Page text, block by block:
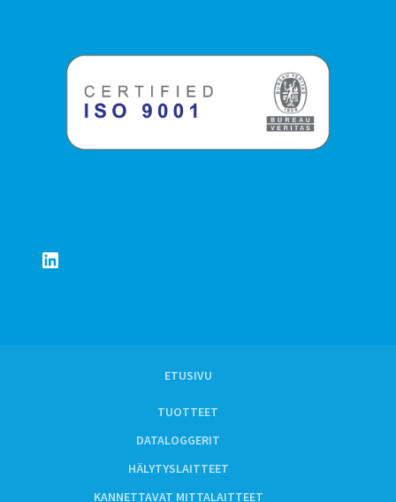
LinkedIn
ETUSIVU
TUOTTEET
DATALOGGERIT
HÄLYTYSLAITTEET
KANNETTAVAT MITTALAITTEET